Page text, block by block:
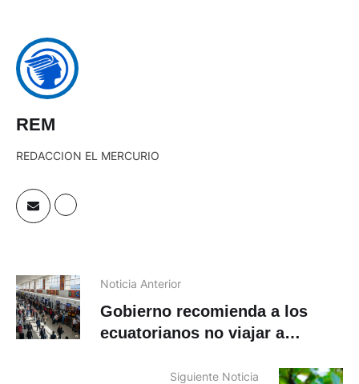
REM
REDACCION EL MERCURIO
Noticia Anterior
Gobierno recomienda a los
ecuatorianos no viajar a
Siguiente Noticia